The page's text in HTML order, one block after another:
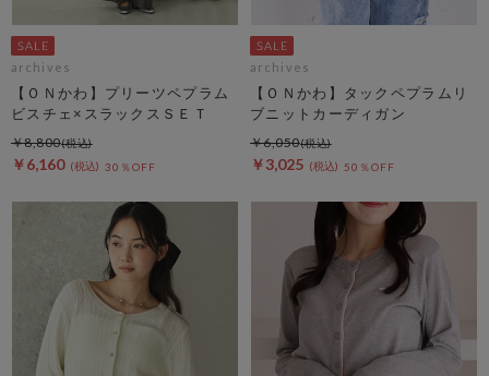
archives
【ＯＮかわ】プリーツペプラム
ビスチェ×スラックスＳＥＴ
￥6,160 30％OFF
￥8,800
archives
【ＯＮかわ】タックペプラムリ
ブニットカーディガン
￥3,025 50％OFF
￥6,050